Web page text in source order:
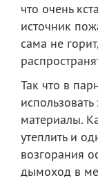
что очень
источник
сама не
Так что в
материалы.
утеплить и
возгорания
дымоход в